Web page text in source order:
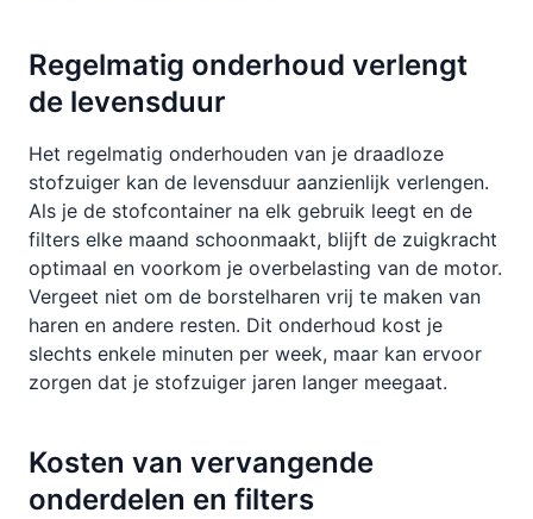
Regelmatig onderhoud verlengt
de levensduur
Het regelmatig onderhouden van je draadloze
stofzuiger kan de levensduur aanzienlijk verlengen.
Als je de stofcontainer na elk gebruik leegt en de
filters elke maand schoonmaakt, blijft de zuigkracht
optimaal en voorkom je overbelasting van de motor.
Vergeet niet om de borstelharen vrij te maken van
haren en andere resten. Dit onderhoud kost je
slechts enkele minuten per week, maar kan ervoor
zorgen dat je stofzuiger jaren langer meegaat.
Kosten van vervangende
onderdelen en filters